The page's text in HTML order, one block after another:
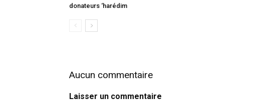
donateurs ‘harédim
Aucun commentaire
Laisser un commentaire